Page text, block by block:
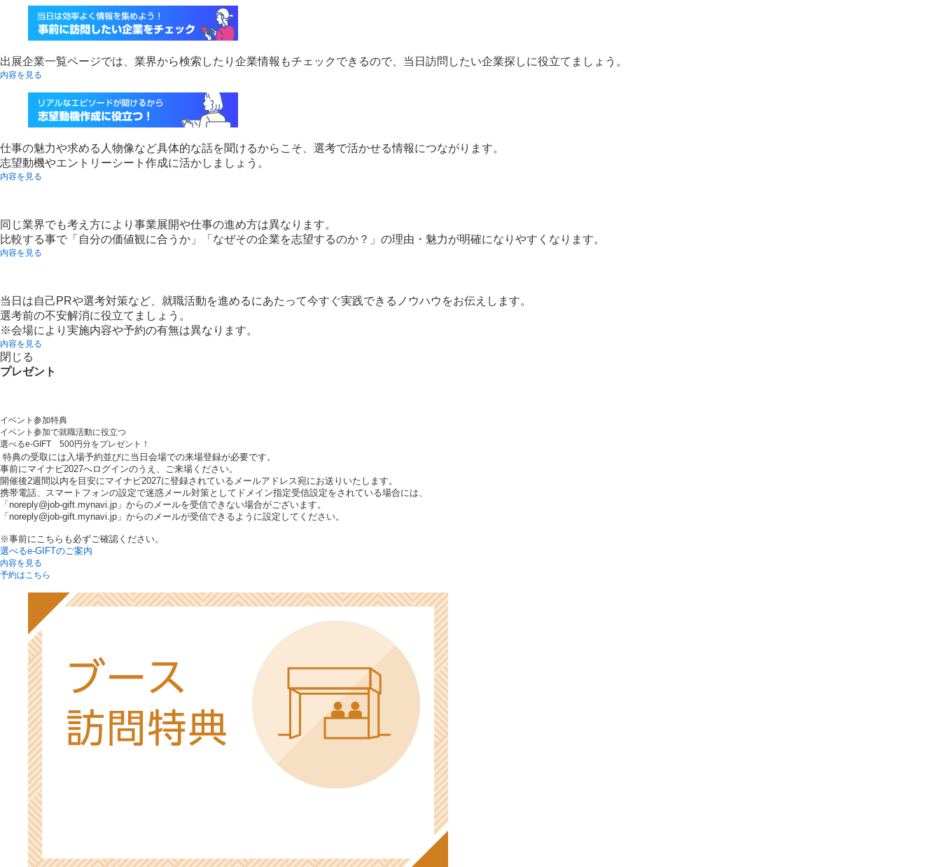
出展企業一覧ページでは、業界から検索したり企業情報もチェックできるので、当日訪問したい企業探しに役立てましょう。
内容を見る
仕事の魅力や求める人物像など具体的な話を聞けるからこそ、選考で活かせる情報につながります。
志望動機やエントリーシート作成に活かしましょう。
内容を見る
同じ業界でも考え方により事業展開や仕事の進め方は異なります。
比較する事で「自分の価値観に合うか」「なぜその企業を志望するのか？」の理由・魅力が明確になりやすくなります。
内容を見る
当日は自己PRや選考対策など、就職活動を進めるにあたって今すぐ実践できるノウハウをお伝えします。
選考前の不安解消に役立てましょう。
※会場により実施内容や予約の有無は異なります。
内容を見る
閉じる
プレゼント
イベント参加特典
イベント参加で就職活動に役立つ
選べるe-GIFT 500円分をプレゼント！
特典の受取には入場予約並びに当日会場での来場登録が必要です。
事前にマイナビ2027へログインのうえ、ご来場ください。
開催後2週間以内を目安にマイナビ2027に登録されているメールアドレス宛にお送りいたします。
携帯電話、スマートフォンの設定で迷惑メール対策としてドメイン指定受信設定をされている場合には、
「noreply@job-gift.mynavi.jp」からのメールを受信できない場合がございます。
「noreply@job-gift.mynavi.jp」からのメールが受信できるように設定してください。
※事前にこちらも必ずご確認ください。
選べるe-GIFTのご案内
内容を見る
予約はこちら